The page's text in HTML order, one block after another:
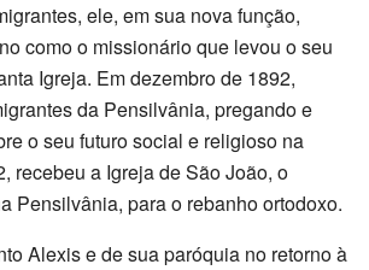
ele, em sua nova função,
como o missionário que levou o seu
Igreja. Em dezembro de 1892,
da Pensilvânia, pregando e
o seu futuro social e religioso na
recebeu a Igreja de São João, o
Pensilvânia, para o rebanho ortodoxo.
Alexis e de sua paróquia no retorno à